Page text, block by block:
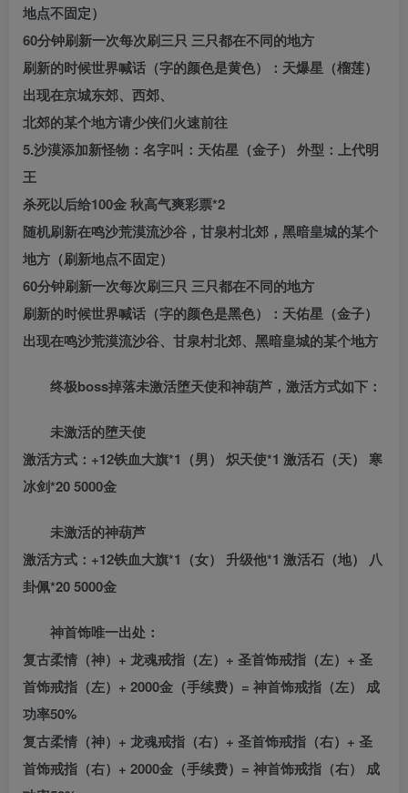
地点不固定）
60分钟刷新一次每次刷三只 三只都在不同的地方
刷新的时候世界喊话（字的颜色是黄色）：天爆星（榴莲）
出现在京城东郊、西郊、
北郊的某个地方请少侠们火速前往
5.沙漠添加新怪物：名字叫：天佑星（金子） 外型：上代明
王
杀死以后给100金 秋高气爽彩票*2
随机刷新在鸣沙荒漠流沙谷，甘泉村北郊，黑暗皇城的某个
地方（刷新地点不固定）
60分钟刷新一次每次刷三只 三只都在不同的地方
刷新的时候世界喊话（字的颜色是黑色）：天佑星（金子）
出现在鸣沙荒漠流沙谷、甘泉村北郊、黑暗皇城的某个地方
终极boss掉落未激活堕天使和神葫芦，激活方式如下：
未激活的堕天使
激活方式：+12铁血大旗*1（男） 炽天使*1 激活石（天） 寒
冰剑*20 5000金
未激活的神葫芦
激活方式：+12铁血大旗*1（女） 升级他*1 激活石（地） 八
卦佩*20 5000金
神首饰唯一出处：
复古柔情（神）+ 龙魂戒指（左）+ 圣首饰戒指（左）+ 圣
首饰戒指（左）+ 2000金（手续费）= 神首饰戒指（左） 成
功率50%
复古柔情（神）+ 龙魂戒指（右）+ 圣首饰戒指（右）+ 圣
首饰戒指（右）+ 2000金（手续费）= 神首饰戒指（右） 成